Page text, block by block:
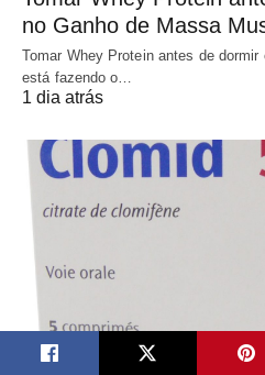
no Ganho de Massa
Tomar Whey Protein antes de
está fazendo o…
1 dia atrás